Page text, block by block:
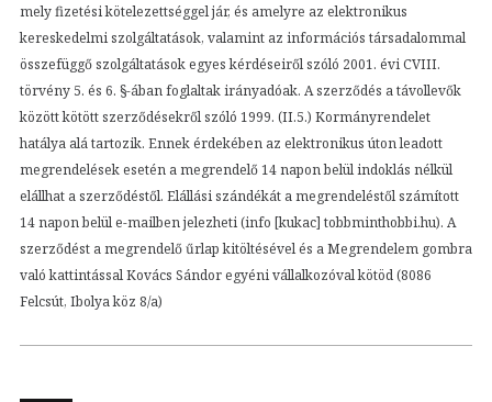
mely fizetési kötelezettséggel jár, és amelyre az elektronikus
kereskedelmi szolgáltatások, valamint az információs társadalommal
összefüggő szolgáltatások egyes kérdéseiről szóló 2001. évi CVIII.
törvény 5. és 6. §-ában foglaltak irányadóak. A szerződés a távollevők
között kötött szerződésekről szóló 1999. (II.5.) Kormányrendelet
hatálya alá tartozik. Ennek érdekében az elektronikus úton leadott
megrendelések esetén a megrendelő 14 napon belül indoklás nélkül
elállhat a szerződéstől. Elállási szándékát a megrendeléstől számított
14 napon belül e-mailben jelezheti (info [kukac] tobbminthobbi.hu). A
szerződést a megrendelő űrlap kitöltésével és a Megrendelem gombra
való kattintással Kovács Sándor egyéni vállalkozóval kötöd (8086
Felcsút, Ibolya köz 8/a)